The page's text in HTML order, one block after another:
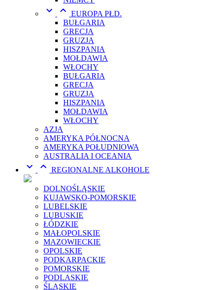
  EUROPA PŁD.
BUŁGARIA
GRECJA
GRUZJA
HISZPANIA
MOŁDAWIA
WŁOCHY
BUŁGARIA
GRECJA
GRUZJA
HISZPANIA
MOŁDAWIA
WŁOCHY
AZJA
AMERYKA PÓŁNOCNA
AMERYKA POŁUDNIOWA
AUSTRALIA I OCEANIA
  REGIONALNE ALKOHOLE
DOLNOŚLĄSKIE
KUJAWSKO-POMORSKIE
LUBELSKIE
LUBUSKIE
ŁÓDZKIE
MAŁOPOLSKIE
MAZOWIECKIE
OPOLSKIE
PODKARPACKIE
POMORSKIE
PODLASKIE
ŚLĄSKIE